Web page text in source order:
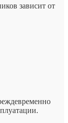
зависит от